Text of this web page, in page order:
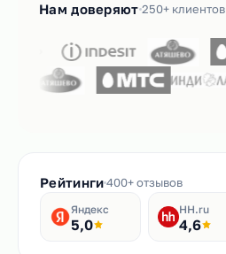
Нам доверяют 250+ клиентов
Рейтинги400+ отзывов
Яндекс
5,0
HH.ru
4,6